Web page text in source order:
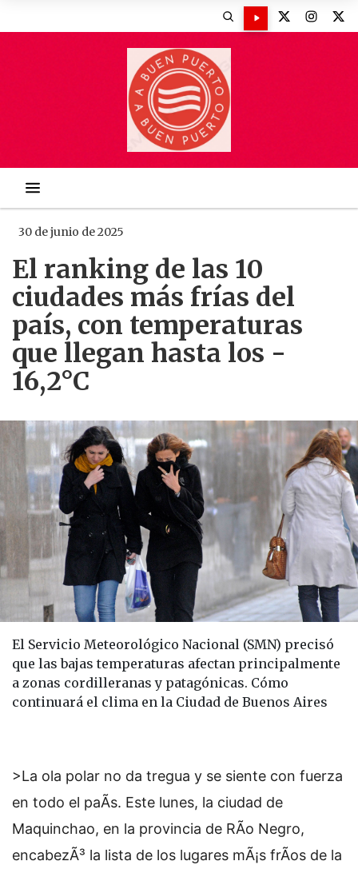
30 de junio de 2025
El ranking de las 10
ciudades más frías del
país, con temperaturas
que llegan hasta los -
16,2°C
El Servicio Meteorológico Nacional (SMN) precisó
que las bajas temperaturas afectan principalmente
a zonas cordilleranas y patagónicas. Cómo
continuará el clima en la Ciudad de Buenos Aires
>La ola polar no da tregua y se siente con fuerza
en todo el paÃ­s. Este lunes, la ciudad de
Maquinchao, en la provincia de RÃ­o Negro,
encabezÃ³ la lista de los lugares mÃ¡s frÃ­os de la